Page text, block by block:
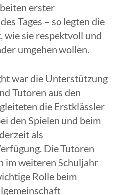
erster
Tages – so legten die
wie sie respektvoll und
umgehen wollen.
war die Unterstützung
Tutoren aus den
die Erstklässler
den Spielen und beim
als
Die Tutoren
im weiteren Schuljahr
Rolle beim